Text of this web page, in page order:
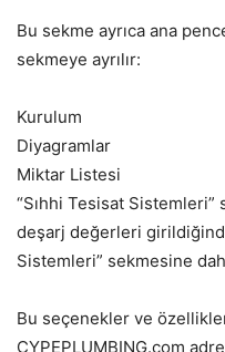
Bu sekme ayrıca ana
sekmeye ayrılır:
Kurulum
Diyagramlar
Miktar Listesi
“Sıhhi Tesisat
deşarj değerleri
Sistemleri” sekmesine
Bu seçenekler ve
CYPEPLUMBING.com